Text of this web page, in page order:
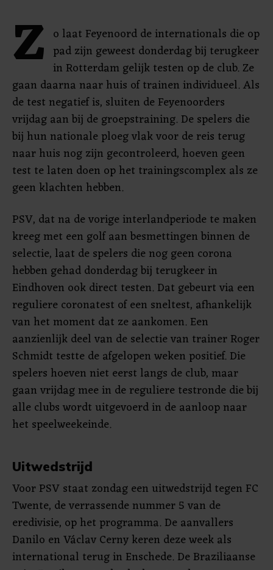
Z o laat Feyenoord de internationals die op
pad zijn geweest donderdag bij terugkeer
in Rotterdam gelijk testen op de club. Ze
gaan daarna naar huis of trainen individueel. Als
de test negatief is, sluiten de Feyenoorders
vrijdag aan bij de groepstraining. De spelers die
bij hun nationale ploeg vlak voor de reis terug
naar huis nog zijn gecontroleerd, hoeven geen
test te laten doen op het trainingscomplex als ze
geen klachten hebben.
PSV, dat na de vorige interlandperiode te maken
kreeg met een golf aan besmettingen binnen de
selectie, laat de spelers die nog geen corona
hebben gehad donderdag bij terugkeer in
Eindhoven ook direct testen. Dat gebeurt via een
reguliere coronatest of een sneltest, afhankelijk
van het moment dat ze aankomen. Een
aanzienlijk deel van de selectie van trainer Roger
Schmidt testte de afgelopen weken positief. Die
spelers hoeven niet eerst langs de club, maar
gaan vrijdag mee in de reguliere testronde die bij
alle clubs wordt uitgevoerd in de aanloop naar
het speelweekeinde.
Uitwedstrijd
Voor PSV staat zondag een uitwedstrijd tegen FC
Twente, de verrassende nummer 5 van de
eredivisie, op het programma. De aanvallers
Danilo en Václav Cerny keren deze week als
international terug in Enschede. De Braziliaanse